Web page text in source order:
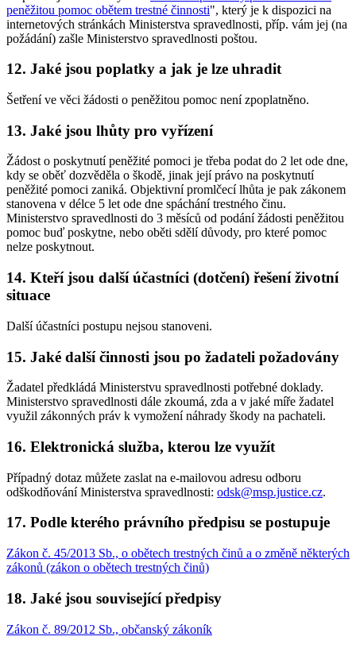
peněžitou pomoc obětem trestné činnosti", který je k dispozici na
internetových stránkách Ministerstva spravedlnosti, příp. vám jej (na
požádání) zašle Ministerstvo spravedlnosti poštou.
12. Jaké jsou poplatky a jak je lze uhradit
Šetření ve věci žádosti o peněžitou pomoc není zpoplatněno.
13. Jaké jsou lhůty pro vyřízení
Žádost o poskytnutí peněžité pomoci je třeba podat do 2 let ode dne,
kdy se oběť dozvěděla o škodě, jinak její právo na poskytnutí
peněžité pomoci zaniká. Objektivní promlčecí lhůta je pak zákonem
stanovena v délce 5 let ode dne spáchání trestného činu.
Ministerstvo spravedlnosti do 3 měsíců od podání žádosti peněžitou
pomoc buď poskytne, nebo oběti sdělí důvody, pro které pomoc
nelze poskytnout.
14. Kteří jsou další účastníci (dotčení) řešení životní
situace
Další účastníci postupu nejsou stanoveni.
15. Jaké další činnosti jsou po žadateli požadovány
Žadatel předkládá Ministerstvu spravedlnosti potřebné doklady.
Ministerstvo spravedlnosti dále zkoumá, zda a v jaké míře žadatel
využil zákonných práv k vymožení náhrady škody na pachateli.
16. Elektronická služba, kterou lze využít
Případný dotaz můžete zaslat na e-mailovou adresu odboru
odškodňování Ministerstva spravedlnosti: odsk@msp.justice.cz.
17. Podle kterého právního předpisu se postupuje
Zákon č. 45/2013 Sb., o obětech trestných činů a o změně některých
zákonů (zákon o obětech trestných činů)
18. Jaké jsou související předpisy
Zákon č. 89/2012 Sb., občanský zákoník